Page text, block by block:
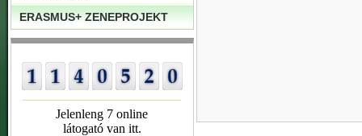
ERASMUS+ ZENEPROJEKT
Jelenleng 7 online
látogató van itt.